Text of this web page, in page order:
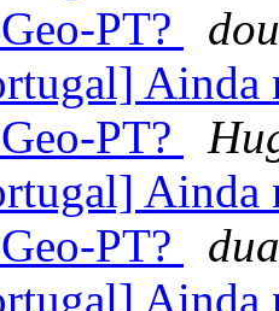
PT?
Ainda
PT?
Ainda
PT?
Ainda